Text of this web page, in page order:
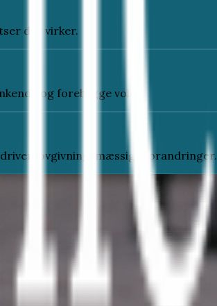
der virker.
og forebygge vold.
lovgivningsmæssige forandringer.